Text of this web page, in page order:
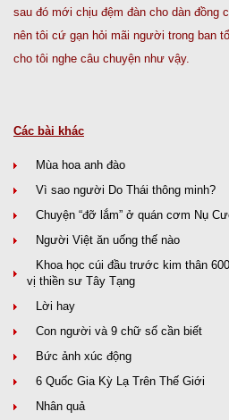
sau đó mới chịu đệm đàn cho dàn đồng
nên tôi cứ gạn hỏi mãi người trong ban
cho tôi nghe câu chuyện như vậy.
Các bài khác
Mùa hoa anh đào
Vì sao người Do Thái thông minh?
Chuyện “đỡ lắm” ở quán cơm Nụ
Người Việt ăn uống thế nào
Khoa học cúi đầu trước kim thân
vị thiền sư Tây Tạng
Lời hay
Con người và 9 chữ số cần biết
Bức ảnh xúc động
6 Quốc Gia Kỳ Lạ Trên Thế Giới
Nhân quả